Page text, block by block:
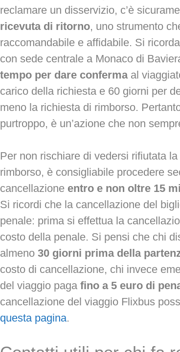
reclamare un disservizio, c’è
ricevuta di ritorno, uno strumento
raccomandabile e affidabile. Si
con sede centrale a Monaco di
tempo per dare confermaal
carico della richiesta e 60 giorni per
meno la richiesta di rimborso.
purtroppo, è un’azione che non
Per non rischiare di vedersi rifiutata
rimborso, è consigliabile procedere
cancellazione entro e non oltre 15
Si ricordi che la cancellazione del
penale: prima si effettua la
costo della penale. Si pensi che chi
almeno 30 giorni prima della
costo di cancellazione, chi invece
del viaggio paga fino a 5 euro di
cancellazione del viaggio Flixbus
questa pagina.